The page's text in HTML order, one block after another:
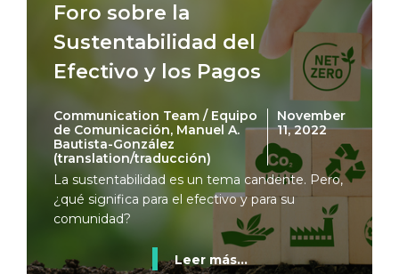
Foro sobre la
Sustentabilidad del
Efectivo y los Pagos
Communication Team / Equipo
de Comunicación, Manuel A.
Bautista-González
(translation/traducción)
November
11, 2022
La sustentabilidad es un tema candente. Pero,
¿qué significa para el efectivo y para su
comunidad?
Leer más...